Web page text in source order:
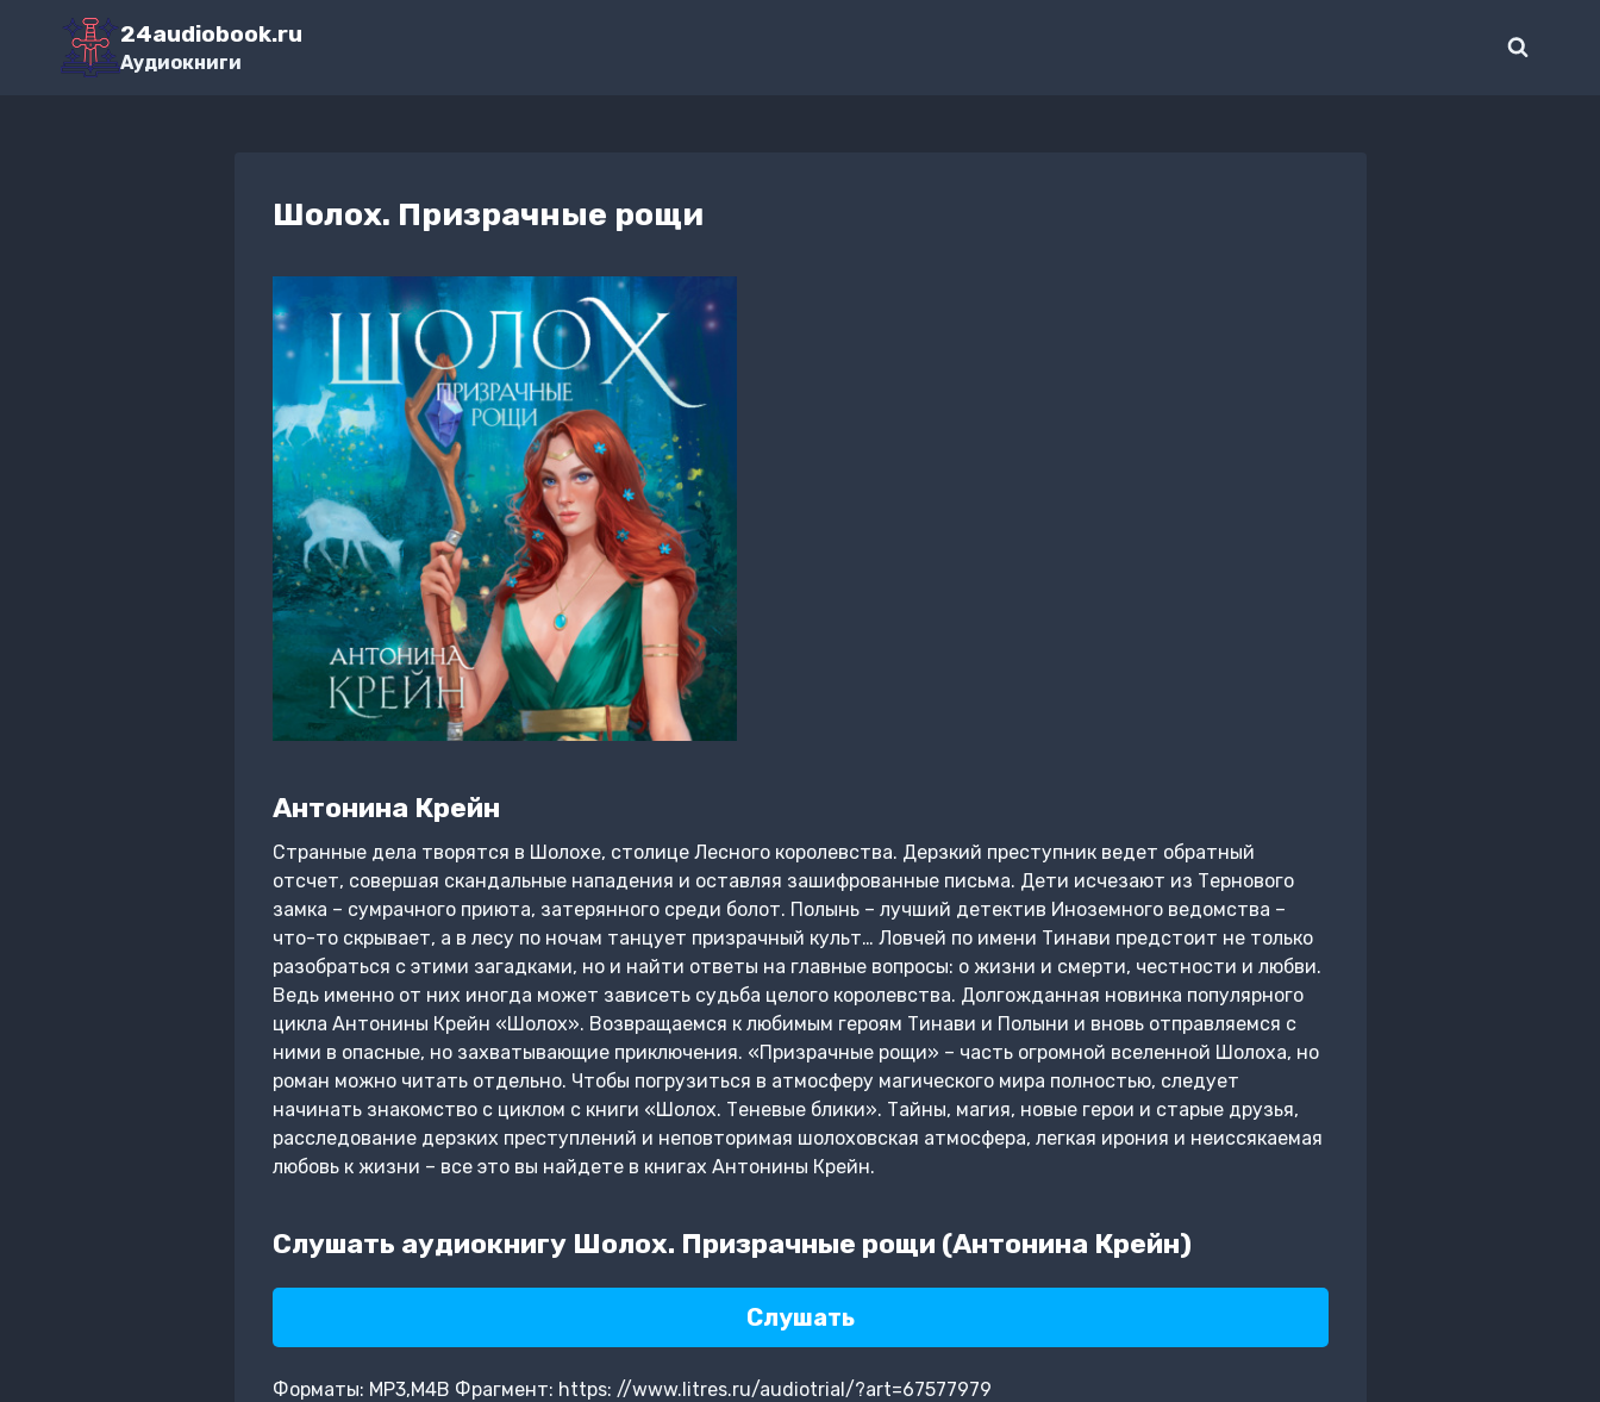
Перейти
содержимому
24audiobook.ru
Аудиокниги
Шолох. Призрачные рощи
Антонина Крейн
Странные дела творятся в Шолохе, столице Лесного королевства. Дерзкий преступник ведет обратный
отсчет, совершая скандальные нападения и оставляя зашифрованные письма. Дети исчезают из Тернового
замка – сумрачного приюта, затерянного среди болот. Полынь – лучший детектив Иноземного ведомства –
что-то скрывает, а в лесу по ночам танцует призрачный культ… Ловчей по имени Тинави предстоит не только
разобраться с этими загадками, но и найти ответы на главные вопросы: о жизни и смерти, честности и любви.
Ведь именно от них иногда может зависеть судьба целого королевства. Долгожданная новинка популярного
цикла Антонины Крейн «Шолох». Возвращаемся к любимым героям Тинави и Полыни и вновь отправляемся с
ними в опасные, но захватывающие приключения. «Призрачные рощи» – часть огромной вселенной Шолоха, но
роман можно читать отдельно. Чтобы погрузиться в атмосферу магического мира полностью, следует
начинать знакомство с циклом с книги «Шолох. Теневые блики». Тайны, магия, новые герои и старые друзья,
расследование дерзких преступлений и неповторимая шолоховская атмосфера, легкая ирония и неиссякаемая
любовь к жизни – все это вы найдете в книгах Антонины Крейн.
Слушать аудиокнигу Шолох. Призрачные рощи (Антонина Крейн)
Слушать
Форматы: MP3,M4B Фрагмент: https: //www.litres.ru/audiotrial/?art=67577979